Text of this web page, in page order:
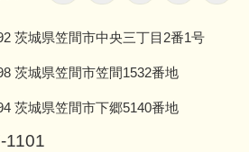
茨城県笠間市中央三丁目2番1号
茨城県笠間市笠間1532番地
茨城県笠間市下郷5140番地
1101